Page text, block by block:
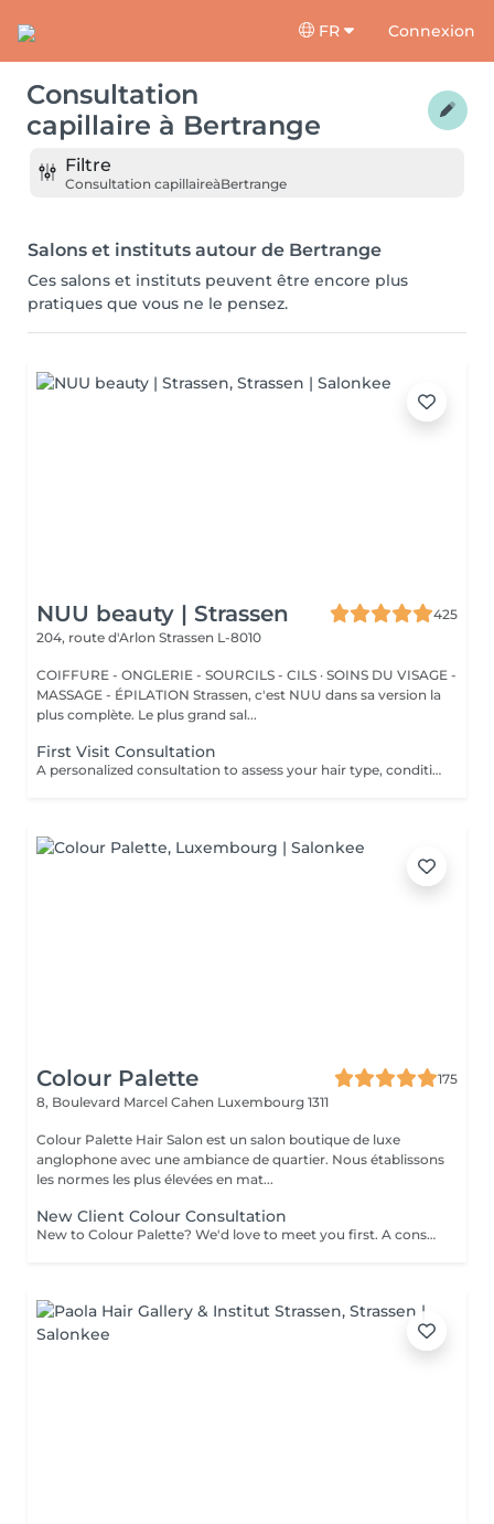
FR Connexion
Consultation
capillaire à Bertrange
Filtre
Consultation capillaireàBertrange
Salons et instituts autour de Bertrange
Ces salons et instituts peuvent être encore plus
pratiques que vous ne le pensez.
NUU beauty | Strassen
425
204, route d'Arlon Strassen L-8010
COIFFURE - ONGLERIE - SOURCILS - CILS · SOINS DU VISAGE -
MASSAGE - ÉPILATION Strassen, c'est NUU dans sa version la
plus complète. Le plus grand sal...
First Visit Consultation
A personalized consultation to assess your hair type, condition, and goals helping us recommend the perfect treatments, color, or cut to suit your style and lifestyle.
Colour Palette
175
8, Boulevard Marcel Cahen Luxembourg 1311
Colour Palette Hair Salon est un salon boutique de luxe
anglophone avec une ambiance de quartier. Nous établissons
les normes les plus élevées en mat...
New Client Colour Consultation
New to Colour Palette? We'd love to meet you first. A consultation is required before booking any new colour service, including highlights, balayage, blonding, and colour transformations. During your consultation, we'll discuss your hair goals, assess your hair, and create a personalised colour plan together. Solid root retouch appointments are exempt from this requirement. Ideal for: Major colour changes Colour corrections First-time lightening or blonding Extension inquiries Unsure clients